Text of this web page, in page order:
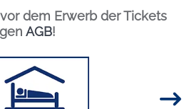
dem Erwerb der Tickets
AGB!